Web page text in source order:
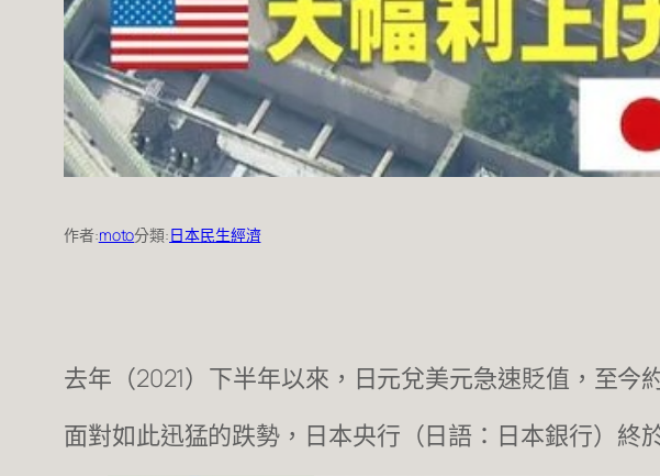
作者:moto分類:日本民生經濟
去年（2021）下半年以來，日元兌美元急速貶值，至今
面對如此迅猛的跌勢，日本央行（日語：日本銀行）終